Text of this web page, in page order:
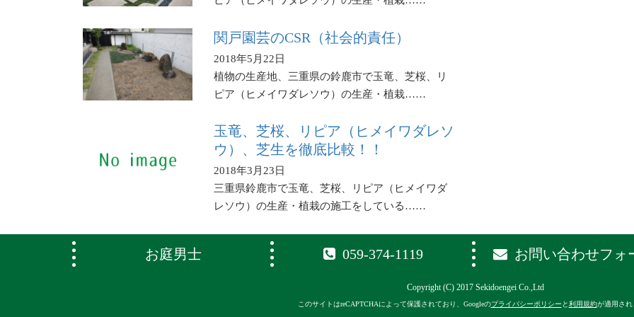
関戸園芸のCSR（社会的責任）
2018年5月22日
植物の生産地、三重県の鈴鹿市で玉竜、芝桜、リ
ピア（ヒメイワダレソウ）の生産・植栽……
玉竜、芝桜、リピア（ヒメイワダレソ
ウ）、芝生を徹底比較！！
2018年3月23日
三重県鈴鹿市で玉竜、芝桜、リピア（ヒメイワダ
レソウ）の生産・植栽の施工をしている……
お庭男士 059-374-1119 お問い合わせフォ
Copyright (C) 2017 Sekidoengei Co.,Ltd
このサイトはreCAPTCHAによって保護されており、Googleのプライバシーポリシー と利用規約が適用され